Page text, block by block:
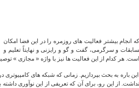
انجام بیشتر فعالیت های روزمره را در این فضا امکان
و سرگرمی، گفت و گو و رایزنی و نهایتاً تعلیم و
هر کدام از این فعالیت ها نیز با واژه « مجازی »
باره به بحث بپردازیم. زمانی که شبکه های
از این رو، برای آن که تعریفی از این نوآوری داشته